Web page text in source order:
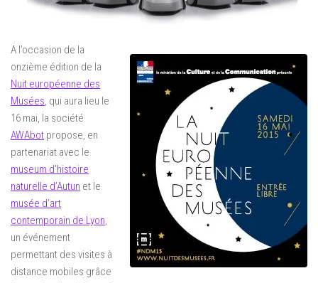
A l’occasion de la
onzième édition de la
Nuit européenne des
Musées, qui aura lieu le
16 mai, la société
AWAbot propose, en
partenariat avec le
museum d’histoire
naturelle d’Autun et le
musée d’art
contemporain de Lyon,
un événement
permettant des visites à
distance mobiles grâce